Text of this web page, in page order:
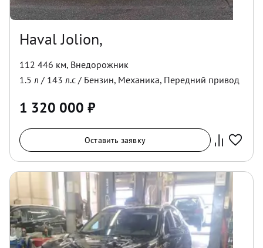
Haval Jolion,
112 446 км, Внедорожник
1.5 л / 143 л.с / Бензин, Механика, Передний привод
1 320 000 ₽
Оставить заявку